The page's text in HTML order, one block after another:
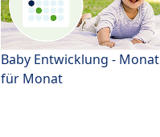
Baby Entwicklung - Monat
für Monat